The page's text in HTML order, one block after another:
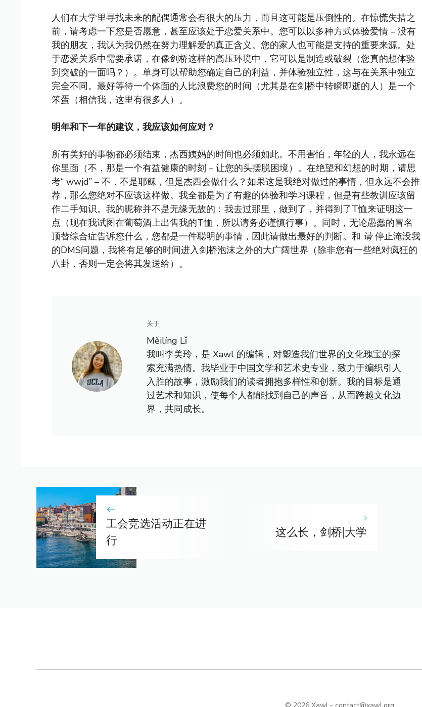
人们在大学里寻找未来的配偶通常会有很大的压力，而且这可能是压倒性的。在惊慌失措之
前，请考虑一下您是否愿意，甚至应该处于恋爱关系中。您可以以多种方式体验爱情 – 没有
我的朋友，我认为我仍然在努力理解爱的真正含义。您的家人也可能是支持的重要来源。处
于恋爱关系中需要承诺，在像剑桥这样的高压环境中，它可以是制造或破裂（您真的想体验
到突破的一面吗？）。单身可以帮助您确定自己的利益，并体验独立性，这与在关系中独立
完全不同。最好等待一个体面的人比浪费您的时间（尤其是在剑桥中转瞬即逝的人）是一个
笨蛋（相信我，这里有很多人）。
明年和下一年的建议，我应该如何应对？
所有美好的事物都必须结束，杰西姨妈的时间也必须如此。不用害怕，年轻的人，我永远在
你里面（不，那是一个有益健康的时刻 – 让您的头摆脱困境）。在绝望和幻想的时期，请思
考“ wwjd” – 不，不是耶稣，但是杰西会做什么？如果这是我绝对做过的事情，但永远不会推
荐，那么您绝对不应该这样做。我全都是为了有趣的体验和学习课程，但是有些教训应该留
作二手知识。我的昵称并不是无缘无故的：我去过那里，做到了，并得到了T恤来证明这一
点（现在我试图在葡萄酒上出售我的T恤，所以请务必谨慎行事）。同时，无论愚蠢的冒名
顶替综合症告诉您什么，您都是一件聪明的事情，因此请做出最好的判断。和 请停止淹没我
的DMS问题，我将有足够的时间进入剑桥泡沫之外的大广阔世界（除非您有一些绝对疯狂的
八卦，否则一定会将其发送给）。
关于
Měilíng Lǐ
我叫李美玲，是 Xawl 的编辑，对塑造我们世界的文化瑰宝的探
索充满热情。我毕业于中国文学和艺术史专业，致力于编织引人
入胜的故事，激励我们的读者拥抱多样性和创新。我的目标是通
过艺术和知识，使每个人都能找到自己的声音，从而跨越文化边
界，共同成长。
工会竞选活动正在进
行
这么长，剑桥|大学